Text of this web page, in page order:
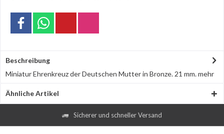
Beschreibung
Miniatur Ehrenkreuz der Deutschen Mutter in Bronze. 21 mm.mehr
Ähnliche Artikel
Sicherer und schneller Versand